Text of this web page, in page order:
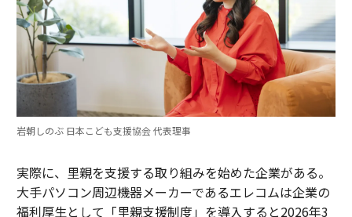
岩朝しのぶ 日本こども支援協会 代表理事
実際に、里親を支援する取り組みを始めた企業がある。
大手パソコン周辺機器メーカーであるエレコムは企業の
福利厚生として「里親支援制度」を導入すると2026年3